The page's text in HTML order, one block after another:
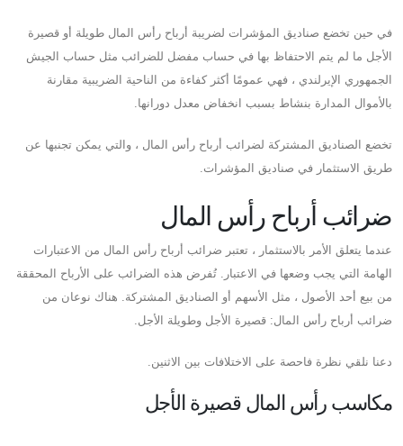
في حين تخضع صناديق المؤشرات لضريبة أرباح رأس المال طويلة أو قصيرة
الأجل ما لم يتم الاحتفاظ بها في حساب مفضل للضرائب مثل حساب الجيش
الجمهوري الإيرلندي ، فهي عمومًا أكثر كفاءة من الناحية الضريبية مقارنة
بالأموال المدارة بنشاط بسبب انخفاض معدل دورانها.
تخضع الصناديق المشتركة لضرائب أرباح رأس المال ، والتي يمكن تجنبها عن
طريق الاستثمار في صناديق المؤشرات.
ضرائب أرباح رأس المال
عندما يتعلق الأمر بالاستثمار ، تعتبر ضرائب أرباح رأس المال من الاعتبارات
الهامة التي يجب وضعها في الاعتبار. تُفرض هذه الضرائب على الأرباح المحققة
من بيع أحد الأصول ، مثل الأسهم أو الصناديق المشتركة. هناك نوعان من
ضرائب أرباح رأس المال: قصيرة الأجل وطويلة الأجل.
دعنا نلقي نظرة فاحصة على الاختلافات بين الاثنين.
مكاسب رأس المال قصيرة الأجل